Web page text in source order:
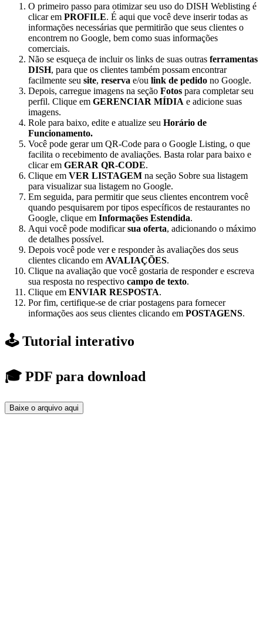
O primeiro passo para otimizar seu uso do DISH Weblisting é
clicar em PROFILE. É aqui que você deve inserir todas as
informações necessárias que permitirão que seus clientes o
encontrem no Google, bem como suas informações
comerciais.
Não se esqueça de incluir os links de suas outras ferramentas
DISH, para que os clientes também possam encontrar
facilmente seu site, reserva e/ou link de pedido no Google.
Depois, carregue imagens na seção Fotos para completar seu
perfil. Clique em GERENCIAR MÍDIA e adicione suas
imagens.
Role para baixo, edite e atualize seu Horário de
Funcionamento.
Você pode gerar um QR-Code para o Google Listing, o que
facilita o recebimento de avaliações. Basta rolar para baixo e
clicar em GERAR QR-CODE.
Clique em VER LISTAGEM na seção Sobre sua listagem
para visualizar sua listagem no Google.
Em seguida, para permitir que seus clientes encontrem você
quando pesquisarem por tipos específicos de restaurantes no
Google, clique em Informações Estendida.
Aqui você pode modificarsua oferta, adicionando o máximo
de detalhes possível.
Depois você pode ver e responder às avaliações dos seus
clientes clicando em AVALIAÇÕES.
Clique na avaliação que você gostaria de responder e escreva
sua resposta no respectivo campo de texto.
Clique em ENVIAR RESPOSTA.
Por fim, certifique-se de criar postagens para fornecer
informações aos seus clientes clicando em POSTAGENS.
🕹️ Tutorial interativo
🎓 PDF para download
Baixe o arquivo aqui